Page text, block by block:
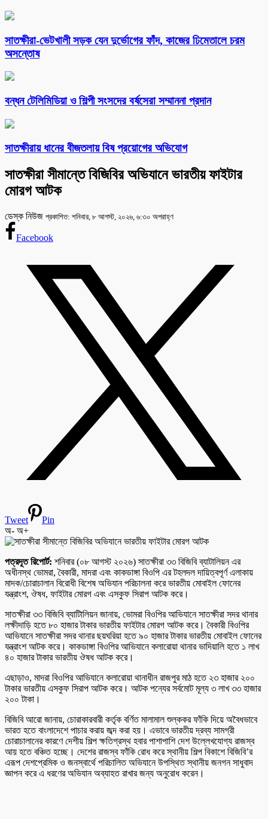
সাতক্ষীরা-ভেটখালী সড়ক যেন দুর্ভোগের ফাঁদ, কাজের ঢিমেতালে চরম
অসন্তোষ
বন্ধন টেলিমিডিয়া ও শিল্পী সংসদের বর্ষসেরা সম্মাননা প্রদান
সাতক্ষীরায় ধানের বীজতলায় বিষ প্রয়োগের অভিযোগ
সাতক্ষীরা সীমান্তে বিজিবির অভিযানে ভারতীয় ফাইটার
মোরগ আটক
ডেস্ক নিউজ প্রকাশিত: শনিবার, ৮ আগস্ট, ২০২৬, ৬:৩০ অপরাহ্ণ
Facebook
Tweet
Pin
অ- অ+
পত্রদূত রিপোর্ট: শনিবার (০৮ আগস্ট ২০২৬) সাতক্ষীরা ৩৩ বিজিবি ব্যাটালিয়ন এর
অধীনস্থ ভোমরা, বৈকারী, মাদরা এবং কাকডাঙ্গা বিওপি এর টহলদল দায়িত্বপূর্ণ এলাকায়
মাদক/চোরাচালান বিরোধী বিশেষ অভিযান পরিচালনা করে ভারতীয় মোবাইল ফোনের
যন্ত্রাংশ, ঔষধ, ফাইটার মোরগ এবং এসকুফ সিরাপ আটক করে।
সাতক্ষীরা ৩৩ বিজিবি ব্যাটিালিয়ন জানায়, ভোমরা বিওপির আভিযানে সাতক্ষীরা সদর থানার
লক্ষীদাড়ি হতে ৮০ হাজার টাকার ভারতীয় ফাইটার মোরগ আটক করে। বৈকারী বিওপির
আভিযানে সাতক্ষীরা সদর থানার ছয়ঘরিয়া হতে ৯০ হাজার টাকার ভারতীয় মোবাইল ফোনের
যন্ত্রাংশ আটক করে। কাকডাঙ্গা বিওপির আভিযানে কলারোয়া থানার ভাদিয়ালি হতে ১ লাখ
৪০ হাজার টাকার ভারতীয় ঔষধ আটক করে।
এছাড়াও, মাদরা বিওপির আভিযানে কলারোয়া থানাধীন রাজপুর মাঠ হতে ২৩ হাজার ২০০
টাকার ভারতীয় এসকুফ সিরাপ আটক করে। আটক পন্যের সর্বমোট মূল্য ৩ লাখ ৩৩ হাজার
২০০ টাকা।
বিজিবি আরো জানায়, চোরাকারবারী কর্তৃক বর্ণিত মালামাল শুল্ককর ফাঁকি দিয়ে অবৈধভাবে
ভারত হতে বাংলাদেশে পাচার করায় জব্দ করা হয়। এভাবে ভারতীয় দ্রব্য সামগ্রী
চোরাচালানের কারণে দেশীয় শিল্প ক্ষতিগ্রস্থ হবার পাশাপাশি দেশ উল্লেখযোগ্য রাজস্ব
আয় হতে বঞ্চিত হচ্ছে। দেশের রাজস্ব ফাঁকি রোধ করে স্থানীয় শিল্প বিকাশে বিজিবি’র
এরূপ দেশপ্রেমিক ও জনস্বার্থে পরিচালিত অভিযানে উপস্থিত স্থানীয় জনগন সাধুবাদ
জ্ঞাপন করে এ ধরণের অভিযান অব্যাহত রাখার জন্য অনুরোধ করেন।